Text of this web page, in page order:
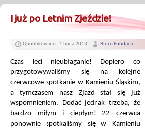
I już po Letnim Zjeździe!
Opublikowano 1 lipca 2013 Biuro Fundacji
Czas leci nieubłaganie! Dopiero co
przygotowywaliśmy się na kolejne
czerwcowe spotkanie w Kamieniu Śląskim,
a tymczasem nasz Zjazd stał się już
wspomnieniem. Dodać jednak trzeba, że
bardzo miłym i ciepłym! 22 czerwca
ponownie spotkaliśmy się w Kamieniu